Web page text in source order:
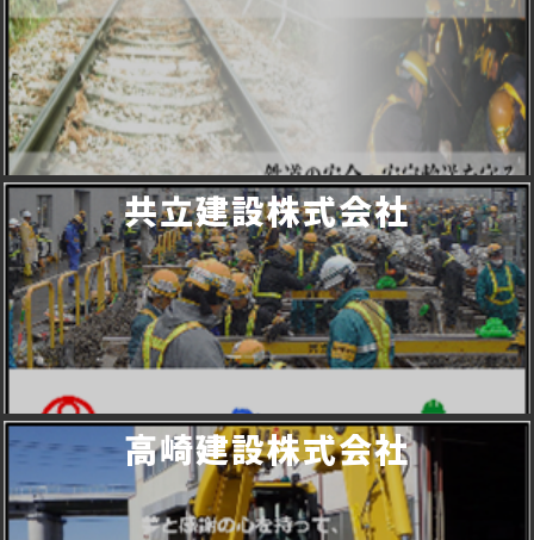
共立建設株式会社
高崎建設株式会社